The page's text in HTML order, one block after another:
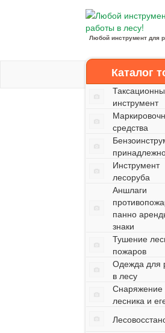
Любой инструмент для
Каталог
инструмент
средства
Инструмент
лесоруба
Аншлаги
панно
знаки
Тушение
пожаров
Одежда для
в лесу
Снаряжение
лесника и